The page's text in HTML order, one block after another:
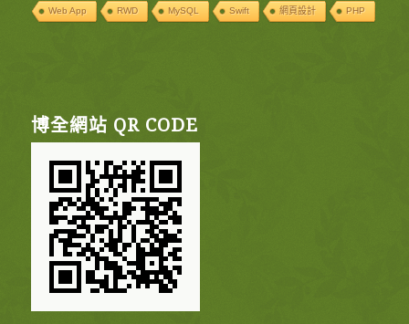
Web App RWD MySQL Swift 網頁設計 PHP
博全網站 QR CODE